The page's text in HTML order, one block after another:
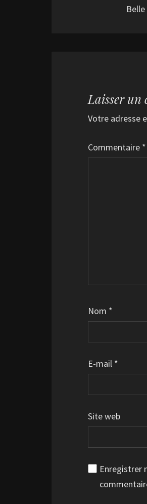
Laisser un
Votre adresse
Commentaire *
Nom *
E-mail *
Site web
Enregistrer